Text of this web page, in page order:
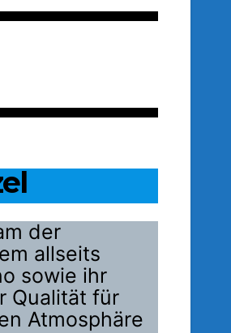
der
allseits
sowie ihr
Qualität für
Atmosphäre